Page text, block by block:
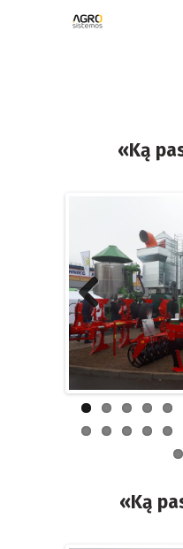
«Ką
Previous
«Ką